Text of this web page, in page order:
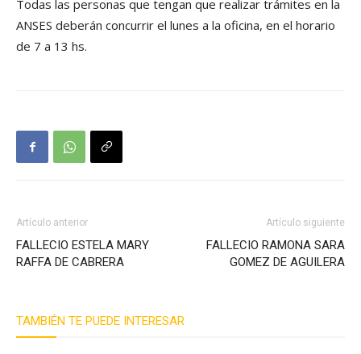
Todas las personas que tengan que realizar trámites en la
ANSES deberán concurrir el lunes a la oficina, en el horario
de 7 a 13 hs.
Artículo anterior
FALLECIO ESTELA MARY
RAFFA DE CABRERA
Artículo siguiente
FALLECIO RAMONA SARA
GOMEZ DE AGUILERA
TAMBIÉN TE PUEDE INTERESAR